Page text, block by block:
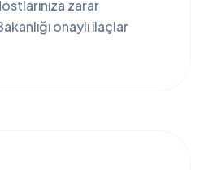
zarar
onaylı ilaçlar